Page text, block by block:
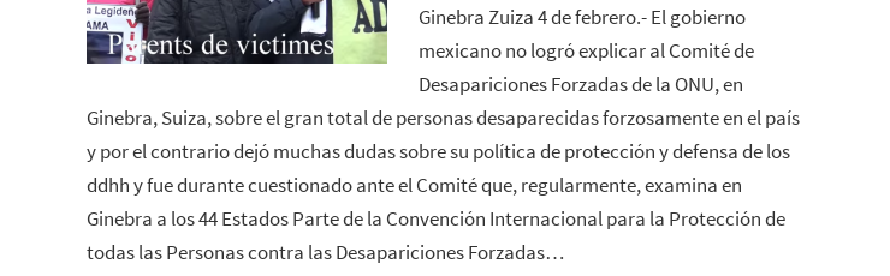
Ginebra Zuiza 4 de febrero.- El gobierno
mexicano no logró explicar al Comité de
Desapariciones Forzadas de la ONU, en
Ginebra, Suiza, sobre el gran total de personas desaparecidas forzosamente en el país
y por el contrario dejó muchas dudas sobre su política de protección y defensa de los
ddhh y fue durante cuestionado ante el Comité que, regularmente, examina en
Ginebra a los 44 Estados Parte de la Convención Internacional para la Protección de
todas las Personas contra las Desapariciones Forzadas…